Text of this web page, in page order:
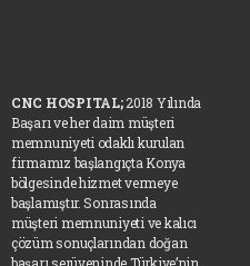
CNC HOSPITAL;2018 Yılında
Başarı ve her daim müşteri
memnuniyeti odaklı kurulan
firmamız başlangıçta Konya
bölgesinde hizmet vermeye
başlamıştır. Sonrasında
müşteri memnuniyeti ve kalıcı
çözüm sonuçlarından doğan
başarı serüveninde Türkiye’nin